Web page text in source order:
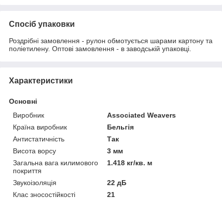
Спосіб упаковки
Роздрібні замовлення - рулон обмотується шарами картону та
поліетилену. Оптові замовлення - в заводській упаковці.
Характеристики
Основні
Виробник
Associated Weavers
Країна виробник
Бельгія
Антистатичність
Так
Висота ворсу
3 мм
Загальна вага килимового
покриття
1.418 кг/кв. м
Звукоізоляція
22 дБ
Клас зносостійкості
21